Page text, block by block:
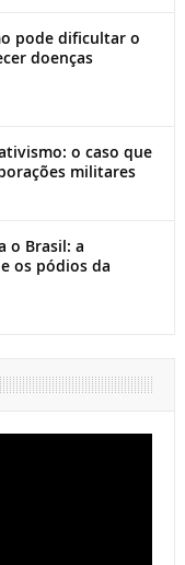
pode dificultar o
doenças
o caso que
militares
o Brasil: a
os pódios da